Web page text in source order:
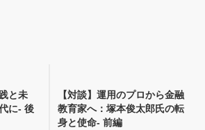
と未
に- 後
【対談】運用のプロから金融
教育家へ：塚本俊太郎氏の転
身と使命- 前編